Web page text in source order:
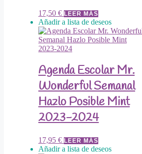
17,50 € LEER MÁS
Añadir a lista de deseos
Agenda Escolar Mr.
Wonderful Semanal
Hazlo Posible Mint
2023-2024
17,95 € LEER MÁS
Añadir a lista de deseos